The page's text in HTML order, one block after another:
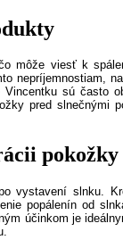
môže viesť k
nepríjemnostiam,
sú často
pred slnečnými
pokožky
vystavení slnku.
popálenín od
účinkom je